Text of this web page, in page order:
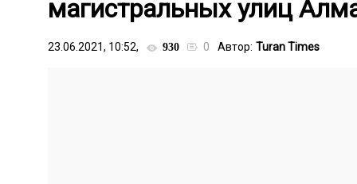
магистральных улиц
23.06.2021, 10:52, 930 0 Автор: Turan Times